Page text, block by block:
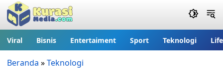
Viral Bisnis Entertaiment Sport Teknologi
Beranda »Teknologi